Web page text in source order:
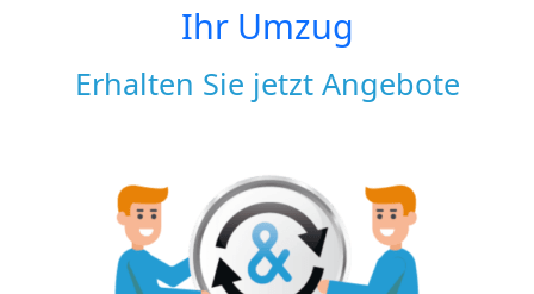
Ihr Umzug
Erhalten Sie jetzt Angebote